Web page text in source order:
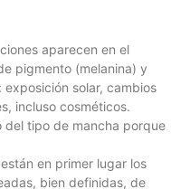
aparecen en el
pigmento (melanina) y
solar, cambios
incluso cosméticos.
del tipo de mancha porque
en primer lugar los
bien definidas, de